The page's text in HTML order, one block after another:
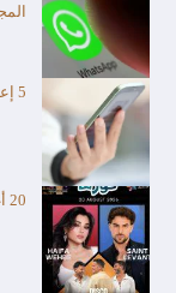
5 إعدادات يجب تفعيلها فورًا بعد شراء آيفون جديد
20 أغسطس.. هيفاء وهبي تحيي حفلا غنائيا في السعودية